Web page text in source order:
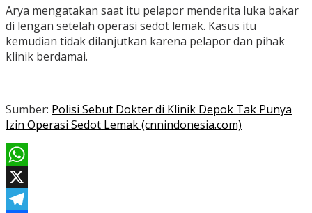
Arya mengatakan saat itu pelapor menderita luka bakar
di lengan setelah operasi sedot lemak. Kasus itu
kemudian tidak dilanjutkan karena pelapor dan pihak
klinik berdamai.
Sumber: Polisi Sebut Dokter di Klinik Depok Tak Punya
Izin Operasi Sedot Lemak (cnnindonesia.com)
WhatsApp
X